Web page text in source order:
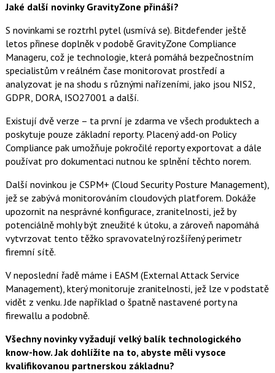
Jaké další novinky GravityZone přináší?
S novinkami se roztrhl pytel (usmívá se). Bitdefender ještě
letos přinese doplněk v podobě GravityZone Compliance
Manageru, což je technologie, která pomáhá bezpečnostním
specialistům v reálném čase monitorovat prostředí a
analyzovat je na shodu s různými nařízeními, jako jsou NIS2,
GDPR, DORA, ISO27001 a další.
Existují dvě verze – ta první je zdarma ve všech produktech a
poskytuje pouze základní reporty. Placený add-on Policy
Compliance pak umožňuje pokročilé reporty exportovat a dále
používat pro dokumentaci nutnou ke splnění těchto norem.
Další novinkou je CSPM+ (Cloud Security Posture Management),
jež se zabývá monitorováním cloudových platforem. Dokáže
upozornit na nesprávné konfigurace, zranitelnosti, jež by
potenciálně mohly být zneužité k útoku, a zároveň napomáhá
vytvrzovat tento těžko spravovatelný rozšířený perimetr
firemní sítě.
V neposlední řadě máme i EASM (External Attack Service
Management), který monitoruje zranitelnosti, jež lze v podstatě
vidět z venku. Jde například o špatně nastavené porty na
firewallu a podobně.
Všechny novinky vyžadují velký balík technologického
know-how. Jak dohlížíte na to, abyste měli vysoce
kvalifikovanou partnerskou základnu?